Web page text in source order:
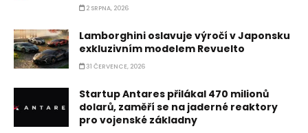
2 SRPNA, 2026
Lamborghini oslavuje výročí v Japonsku
exkluzivním modelem Revuelto
31 ČERVENCE, 2026
Startup Antares přilákal 470 milionů
dolarů, zaměří se na jaderné reaktory
pro vojenské základny